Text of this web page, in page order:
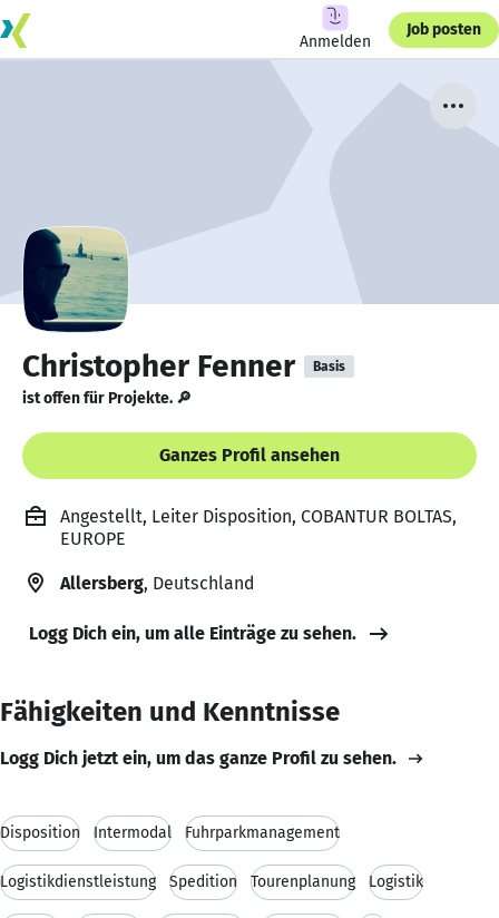
Anmelden
Job posten
Christopher Fenner Basis
ist offen für Projekte. 🔎
Ganzes Profil ansehen
Angestellt, Leiter Disposition, COBANTUR BOLTAS,
EUROPE
Allersberg, Deutschland
Logg Dich ein, um alle Einträge zu sehen.
Fähigkeiten und Kenntnisse
Logg Dich jetzt ein, um das ganze Profil zu sehen.
Disposition Intermodal Fuhrparkmanagement
Logistikdienstleistung Spedition Tourenplanung Logistik